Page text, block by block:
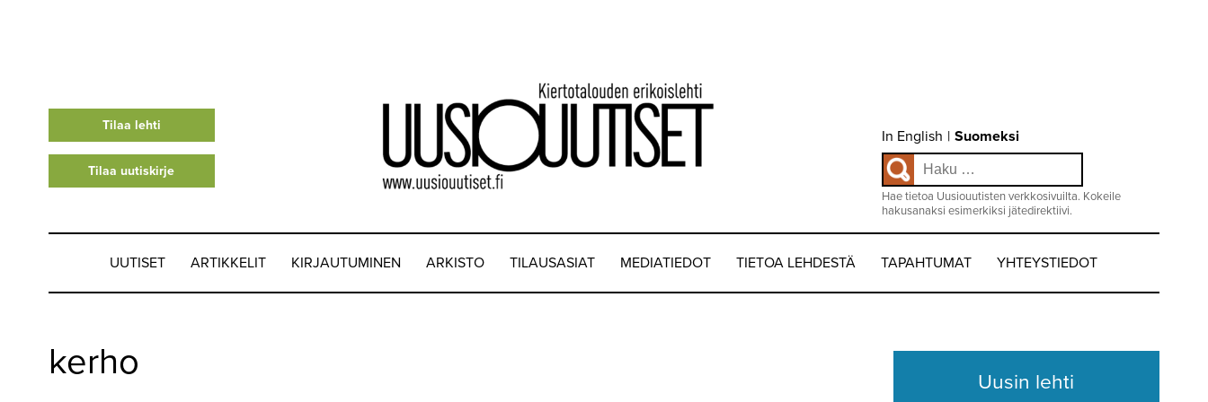
Tilaa lehti
Tilaa uutiskirje
Choose
language
Valitse
kieli:
In English | Suomeksi
Haku:
Hae tietoa Uusiouutisten verkkosivuilta. Kokeile
hakusanaksi esimerkiksi jätedirektiivi.
UUTISET ARTIKKELIT KIRJAUTUMINEN ARKISTO TILAUSASIAT MEDIATIEDOT TIETOA LEHDESTÄ TAPAHTUMAT YHTEYSTIEDOT
ARTIKKELIT
kerho Uusin lehti